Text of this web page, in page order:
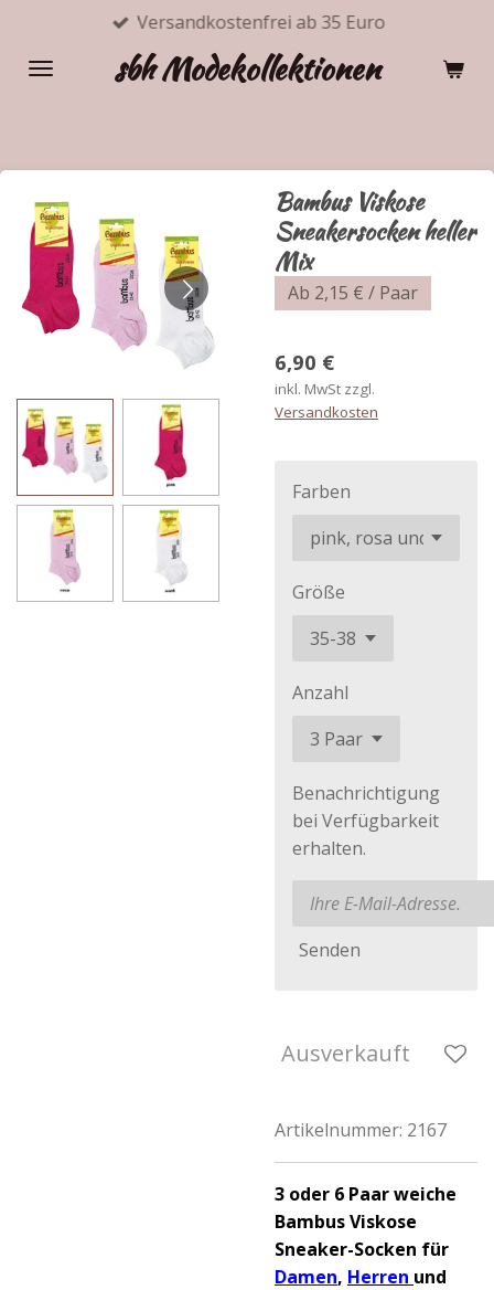
springen
sbh Modekollektionen
Versandkostenfrei ab 35 Euro
Bambus Viskose
Sneakersocken heller
Mix
Ab 2,15 € / Paar
6,90 €
inkl. MwSt zzgl.
Versandkosten
Farben
Größe
Anzahl
Benachrichtigung
bei Verfügbarkeit
erhalten.
Senden
Ausverkauft
Artikelnummer: 2167
3 oder 6 Paar weiche
Bambus Viskose
Sneaker-Socken für
Damen, Herren und